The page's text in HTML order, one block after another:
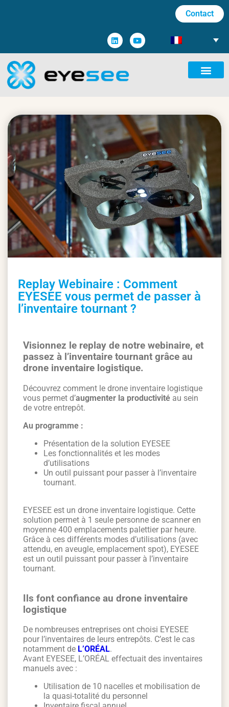
Contact
Replay Webinaire : Comment
EYESEE vous permet de passer à
l’inventaire tournant ?
Visionnez le replay de notre webinaire, et
passez à l’inventaire tournant grâce au
drone inventaire logistique.
Découvrez comment le drone inventaire logistique
vous permet d’augmenter la productivité au sein
de votre entrepôt.
Au programme :
Présentation de la solution EYESEE
Les fonctionnalités et les modes
d’utilisations
Un outil puissant pour passer à l’inventaire
tournant.
EYESEE est un drone inventaire logistique. Cette
solution permet à 1 seule personne de scanner en
moyenne 400 emplacements palettier par heure.
Grâce à ces différents modes d’utilisations (avec
attendu, en aveugle, emplacement spot), EYESEE
est un outil puissant pour passer à l’inventaire
tournant.
Ils font confiance au drone inventaire
logistique
De nombreuses entreprises ont choisi EYESEE
pour l’inventaires de leurs entrepôts. C’est le cas
notamment de L’ORÉAL.
Avant EYESEE, L’ORÉAL effectuait des inventaires
manuels avec :
Utilisation de 10 nacelles et mobilisation de
la quasi-totalité du personnel